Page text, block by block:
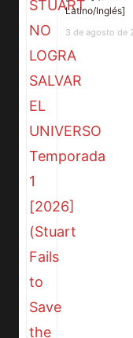
Latino/Inglés]
3 de agosto de